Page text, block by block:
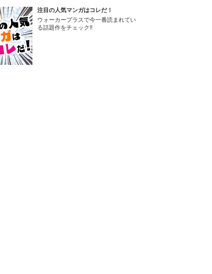
注目の人気マンガはコレだ！
ウォーカープラスで今一番読まれてい
る話題作をチェック!!